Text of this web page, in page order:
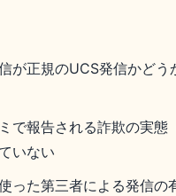
が正規のUCS発信かど
で報告される詐欺の実態
いない
った第三者による発信の